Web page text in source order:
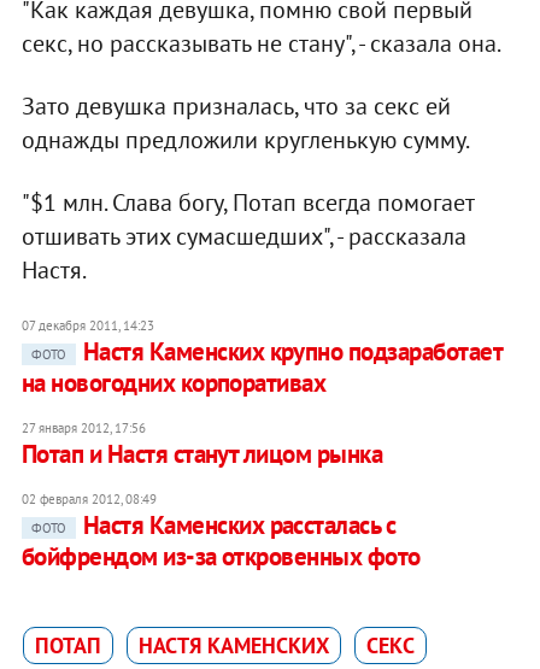
"Как каждая девушка, помню свой первый
секс, но рассказывать не стану", - сказала она.
Зато девушка призналась, что за секс ей
однажды предложили кругленькую сумму.
"$1 млн. Слава богу, Потап всегда помогает
отшивать этих сумасшедших", - рассказала
Настя.
07 декабря 2011, 14:23
ФОТО
Настя Каменских крупно подзаработает
на новогодних корпоративах
27 января 2012, 17:56
Потап и Настя станут лицом рынка
02 февраля 2012, 08:49
ФОТО
Настя Каменских рассталась с
бойфрендом из-за откровенных фото
ПОТАП НАСТЯ КАМЕНСКИХ СЕКС